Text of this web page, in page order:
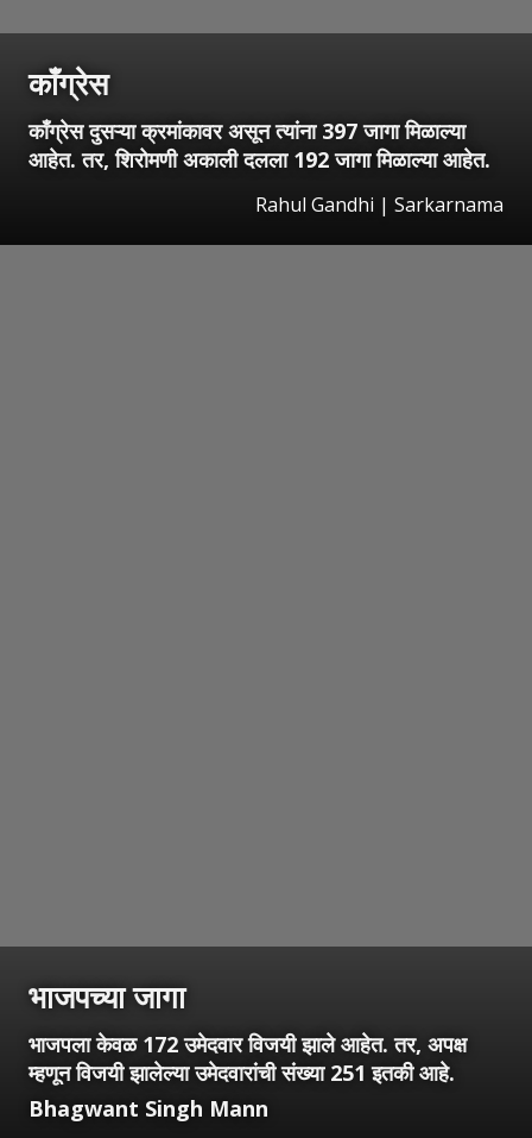
काँग्रेस
काँग्रेस दुसऱ्या क्रमांकावर असून त्यांना 397 जागा मिळाल्या
आहेत. तर, शिरोमणी अकाली दलला 192 जागा मिळाल्या आहेत.
Rahul Gandhi | Sarkarnama
भाजपच्या जागा
भाजपला केवळ 172 उमेदवार विजयी झाले आहेत. तर, अपक्ष
म्हणून विजयी झालेल्या उमेदवारांची संख्या 251 इतकी आहे.
Bhagwant Singh Mann